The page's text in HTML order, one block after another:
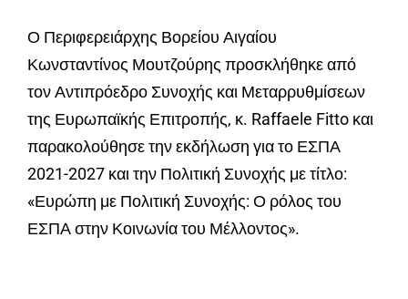
Ο Περιφερειάρχης Βορείου Αιγαίου
Κωνσταντίνος Μουτζούρης προσκλήθηκε από
τον Αντιπρόεδρο Συνοχής και Μεταρρυθμίσεων
της Ευρωπαϊκής Επιτροπής, κ. Raffaele Fitto και
παρακολούθησε την εκδήλωση για το ΕΣΠΑ
2021-2027 και την Πολιτική Συνοχής με τίτλο:
«Ευρώπη με Πολιτική Συνοχής: Ο ρόλος του
ΕΣΠΑ στην Κοινωνία του Μέλλοντος».